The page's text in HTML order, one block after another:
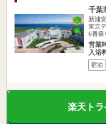
千葉
新浦
東京
6番乗
営業
入浴
宿泊
楽天ト